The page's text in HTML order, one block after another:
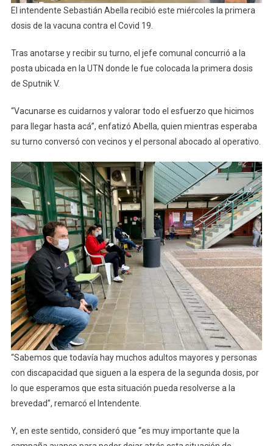
El intendente Sebastián Abella recibió este miércoles la primera
dosis de la vacuna contra el Covid 19.
Tras anotarse y recibir su turno, el jefe comunal concurrió a la
posta ubicada en la UTN donde le fue colocada la primera dosis
de Sputnik V.
“Vacunarse es cuidarnos y valorar todo el esfuerzo que hicimos
para llegar hasta acá”, enfatizó Abella, quien mientras esperaba
su turno conversó con vecinos y el personal abocado al operativo.
“Sabemos que todavía hay muchos adultos mayores y personas
con discapacidad que siguen a la espera de la segunda dosis, por
lo que esperamos que esta situación pueda resolverse a la
brevedad”, remarcó el Intendente.
Y, en este sentido, consideró que “es muy importante que la